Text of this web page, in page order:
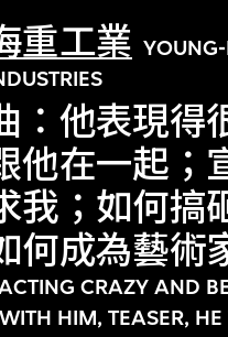
重工業
：他表現得
他在一起；
我；如何搞
何成為藝術
CRAZY AND
HIM, TEASER,
。